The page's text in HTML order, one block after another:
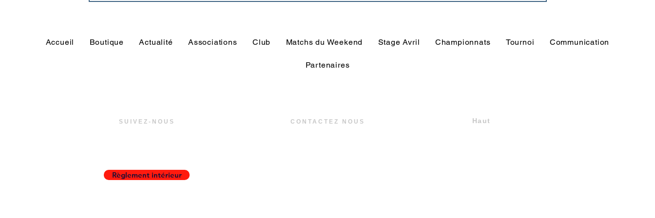
Accueil Boutique Actualité Associations Club Matchs du Weekend Stage Avril Championnats Tournoi Communication
Partenaires
SUIVEZ-NOUS
Règlement intérieur
CONTACTEZ NOUS Haut